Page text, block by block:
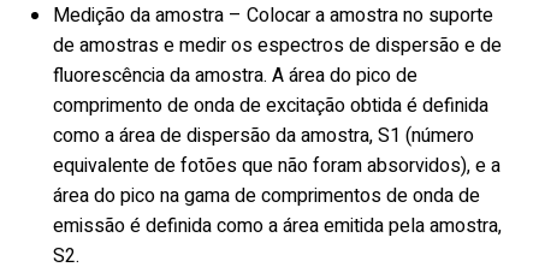
Medição da amostra – Colocar a amostra no suporte
de amostras e medir os espectros de dispersão e de
fluorescência da amostra. A área do pico de
comprimento de onda de excitação obtida é definida
como a área de dispersão da amostra, S1 (número
equivalente de fotões que não foram absorvidos), e a
área do pico na gama de comprimentos de onda de
emissão é definida como a área emitida pela amostra,
S2.